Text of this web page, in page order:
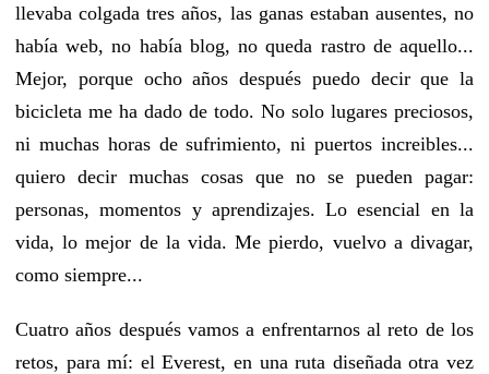
llevaba colgada tres años, las ganas estaban ausentes, no
había web, no había blog, no queda rastro de aquello...
Mejor, porque ocho años después puedo decir que la
bicicleta me ha dado de todo. No solo lugares preciosos,
ni muchas horas de sufrimiento, ni puertos increibles...
quiero decir muchas cosas que no se pueden pagar:
personas, momentos y aprendizajes. Lo esencial en la
vida, lo mejor de la vida. Me pierdo, vuelvo a divagar,
como siempre...
Cuatro años después vamos a enfrentarnos al reto de los
retos, para mí: el Everest, en una ruta diseñada otra vez